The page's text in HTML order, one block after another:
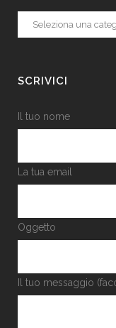
Categorie
SCRIVICI
Il tuo nome
La tua email
Oggetto
Il tuo messaggio